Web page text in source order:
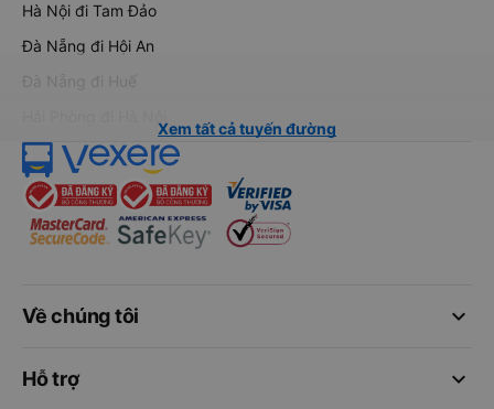
Hà Nội đi Tam Đảo
Đà Nẵng đi Hội An
Đà Nẵng đi Huế
Xem tất cả tuyến đường
keyboard_arrow_down
Về chúng tôi
keyboard_arrow_down
Hỗ trợ